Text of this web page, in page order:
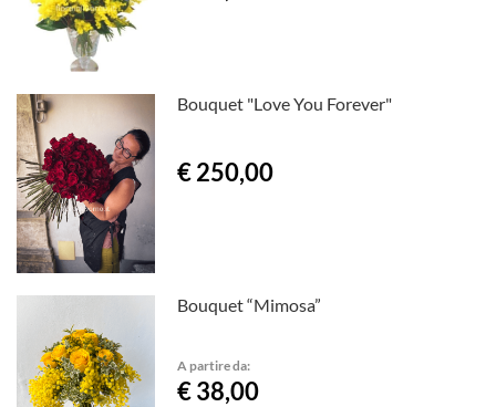
Bouquet "Love You Forever"
€ 250,00
Bouquet “Mimosa”
A partire da:
€ 38,00